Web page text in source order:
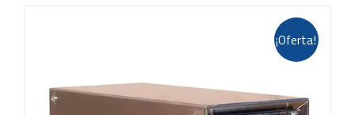
¡Oferta!